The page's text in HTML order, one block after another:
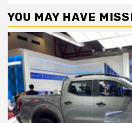
YOU MAY HAVE